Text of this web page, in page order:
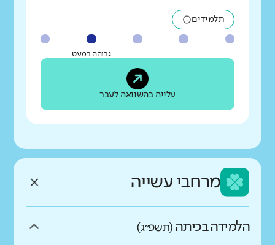
תלמידים
גבוהה במעט
עלייה בהשוואה לעבר
מרחבי עשייה
הלמידה בכיתה (תשפ״ג)